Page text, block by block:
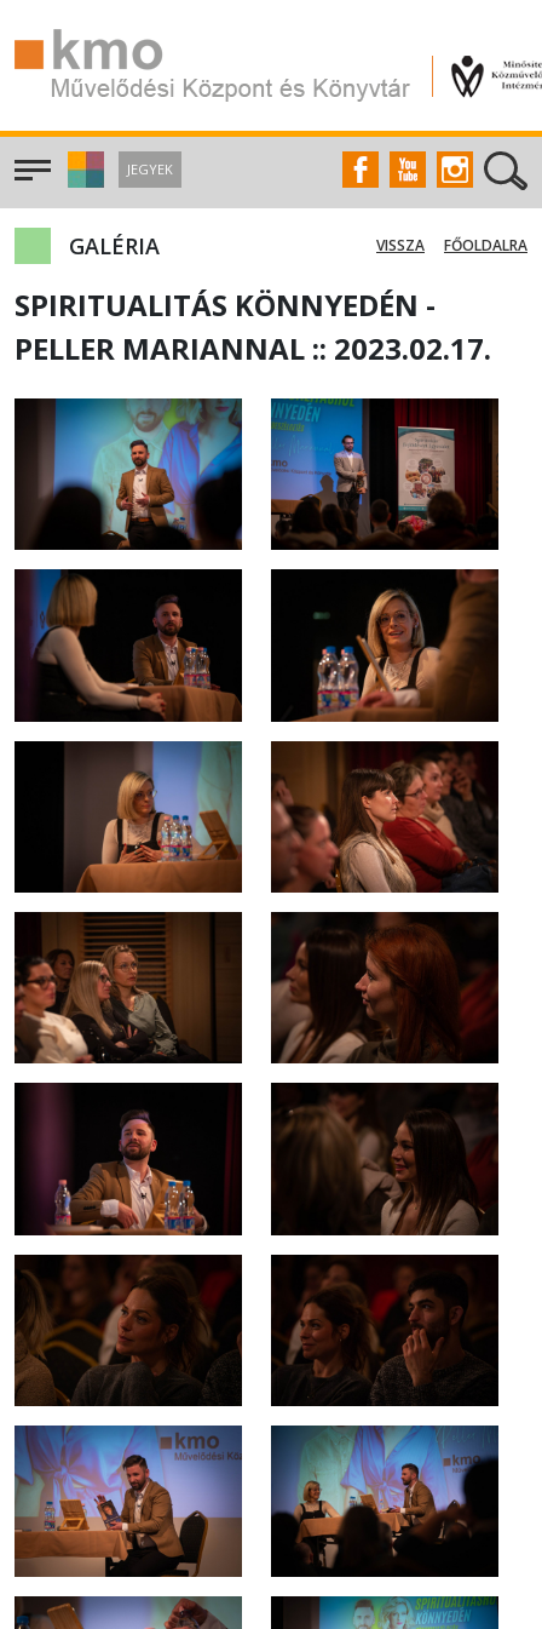
JEGYEK
GALÉRIA FŐOLDALRA
VISSZA
SPIRITUALITÁS KÖNNYEDÉN -
PELLER MARIANNAL :: 2023.02.17.